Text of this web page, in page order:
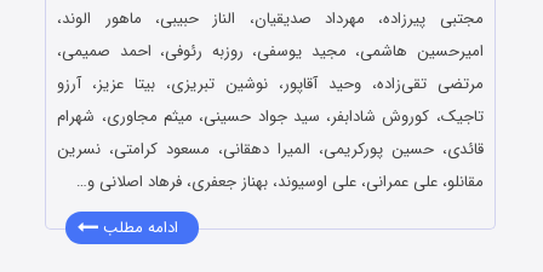
مجتبی‌ پیرزاده، مهرداد صدیقیان، الناز حبیبی، ماهور الوند،
امیرحسین هاشمی، مجید یوسفی، روزبه رئوفی، احمد صمیمی،
مرتضی تقی‌زاده، وحید آقاپور، نوشین تبریزی، بیتا عزیز، آرزو
تاجیک، کوروش شادابفر، سید جواد حسینی، میثم مجاوری، شهرام
قائدی، حسین پورکریمی، المیرا دهقانی، مسعود کرامتی، نسرین
مقانلو، علی عمرانی، علی اوسیوند، بهناز جعفری، فرهاد اصلانی و…
ادامه مطلب